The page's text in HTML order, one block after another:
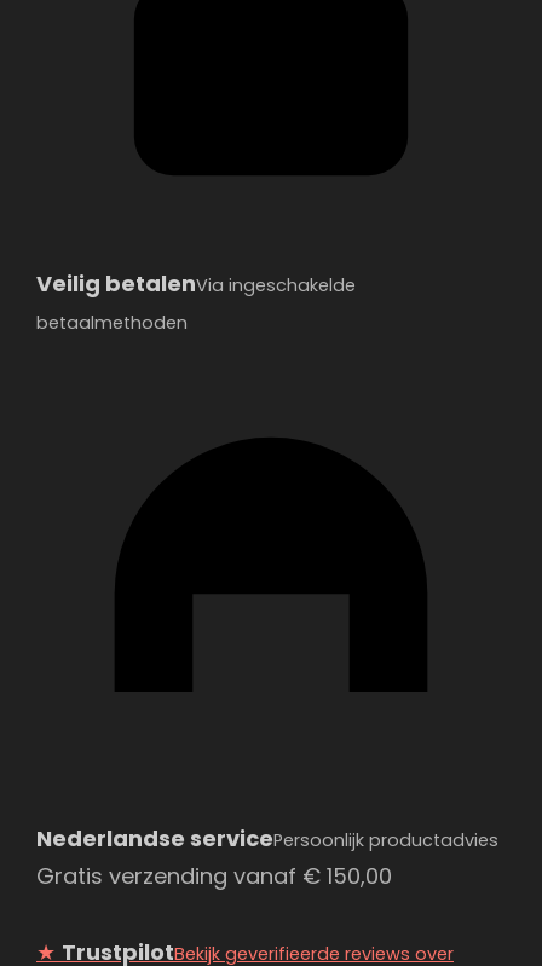
Veilig betalenVia ingeschakelde
betaalmethoden
Nederlandse servicePersoonlijk productadvies
Gratis verzending vanaf € 150,00
★ TrustpilotBekijk geverifieerde reviews over